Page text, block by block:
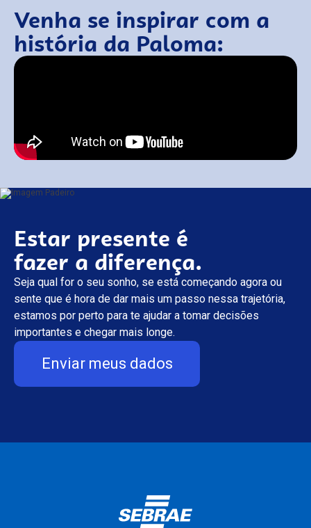
Venha se inspirar com a
história da Paloma:
Estar presente é
fazer a diferença.
Seja qual for o seu sonho, se está começando agora ou
sente que é hora de dar mais um passo nessa trajetória,
estamos por perto para te ajudar a tomar decisões
importantes e chegar mais longe.
Enviar meus dados